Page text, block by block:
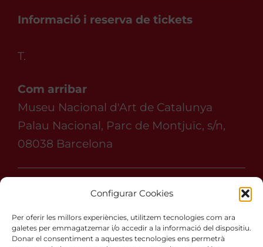
Configurar Cookies
Per oferir les millors experiències, utilitzem tecnologies com ara
galetes per emmagatzemar i/o accedir a la informació del dispositiu.
Donar el consentiment a aquestes tecnologies ens permetrà
Informació i reserva de tickets
T.
Com arribar
Museu Nacional d'Art de Catalunya
Palau Nacional, Parc de Montjuïc, s/n,
08038 Barcelona
Segueix-nos a: